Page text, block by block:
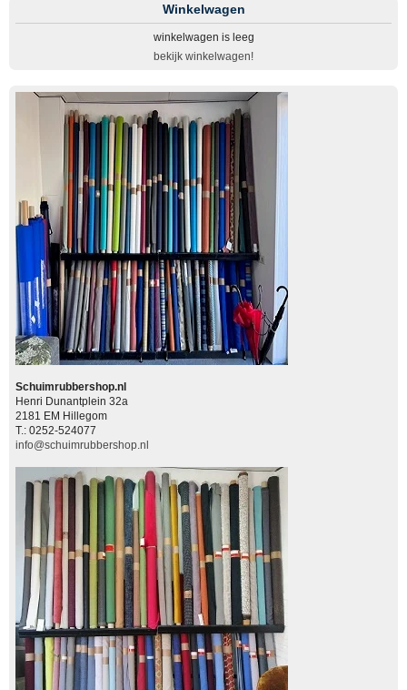
Winkelwagen
winkelwagen is leeg
bekijk winkelwagen!
Schuimrubbershop.nl
Henri Dunantplein 32a
2181 EM Hillegom
T.: 0252-524077
info@schuimrubbershop.nl